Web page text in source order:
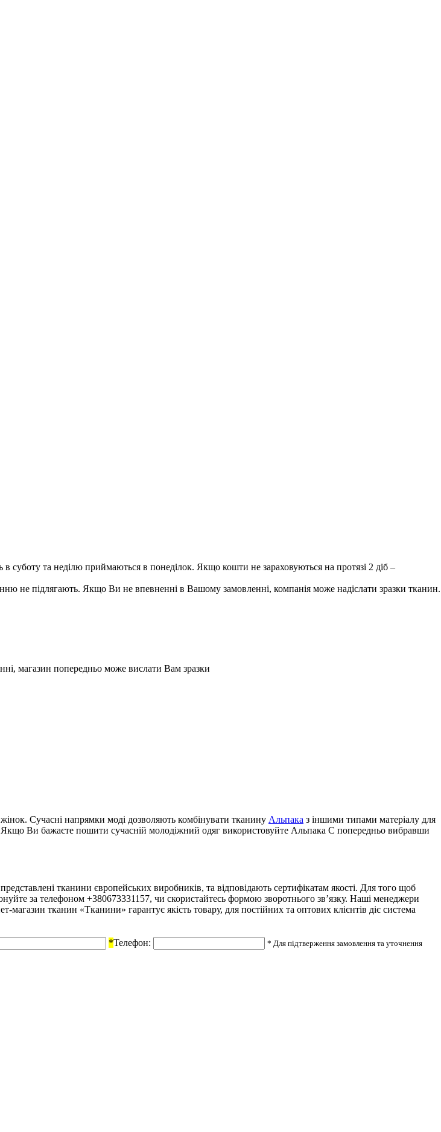
та неділю приймаються в понеділок. Якщо кошти не зараховуються на протязі 2 діб –
не підлягають. Якщо Ви не впевненні в Вашому замовленні, компанія може надіслати зразки тканин.
магазин попередньо може вислати Вам зразки
Сучасні напрямки моді дозволяють комбінувати тканину Альпака з іншими типами матеріалу для
Ви бажаєте пошити сучасній молодіжний одяг використовуйте Альпака С попередньо вибравши
тканини європейських виробників, та відповідають сертифікатам якості. Для того щоб
за телефоном +380673331157, чи скористайтесь формою зворотнього зв’язку. Наші менеджери
тканин «Тканини» гарантує якість товару, для постійних та оптових клієнтів діє система
*Телефон:
* Для підтверження замовлення та уточнення